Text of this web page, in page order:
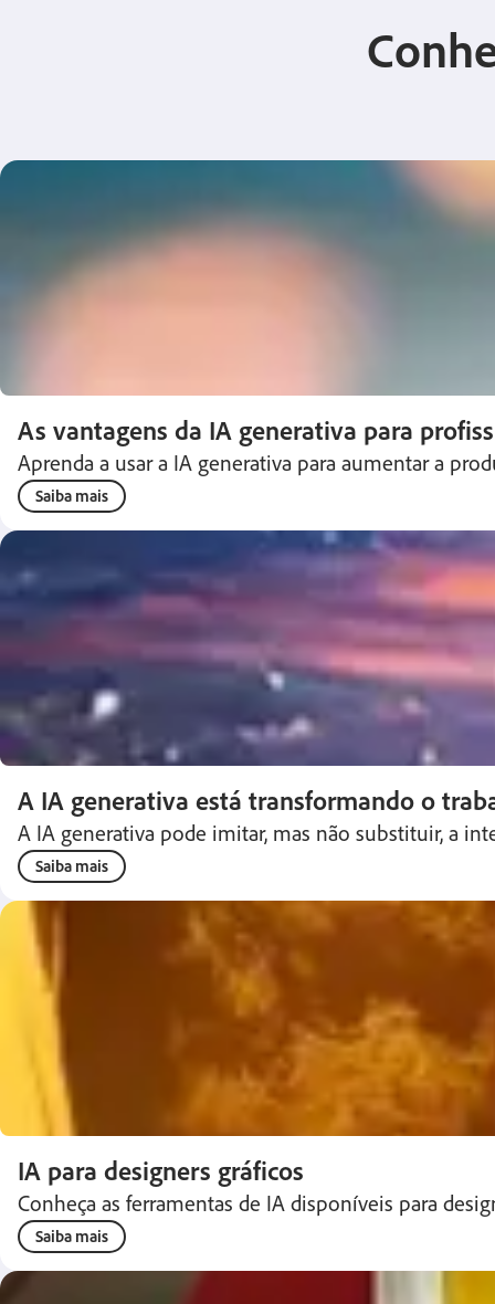
As vantagens da IA generativa para
Aprenda a usar a IA generativa para aumentar a
Saiba mais
A IA generativa está transformando o
A IA generativa pode imitar, mas não substituir, a
Saiba mais
IA para designers gráficos
Conheça as ferramentas de IA disponíveis para
Saiba mais